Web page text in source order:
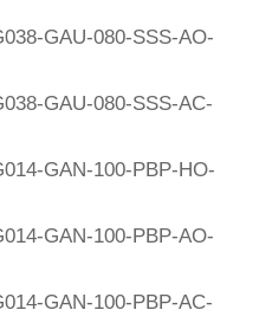
GAU-080-SSS-AO-
GAU-080-SSS-AC-
GAN-100-PBP-HO-
GAN-100-PBP-AO-
GAN-100-PBP-AC-